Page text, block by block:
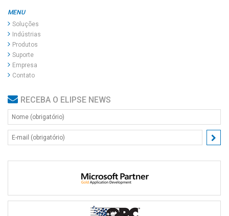
MENU
Soluções
Indústrias
Produtos
Suporte
Empresa
Contato
RECEBA O ELIPSE NEWS